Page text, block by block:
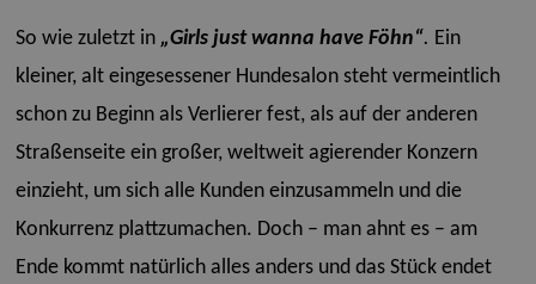
So wie zuletzt in„Girls just wanna have Föhn“. Ein
kleiner, alt eingesessener Hundesalon steht vermeintlich
schon zu Beginn als Verlierer fest, als auf der anderen
Straßenseite ein großer, weltweit agierender Konzern
einzieht, um sich alle Kunden einzusammeln und die
Konkurrenz plattzumachen. Doch – man ahnt es – am
Ende kommt natürlich alles anders und das Stück endet